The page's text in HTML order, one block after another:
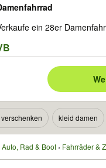
ein 28er
kleid damen
Auto, Rad & Boot Fahrräder &